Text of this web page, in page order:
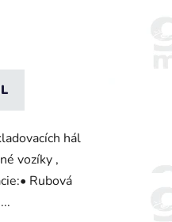
hál
vozíky ,
Rubová